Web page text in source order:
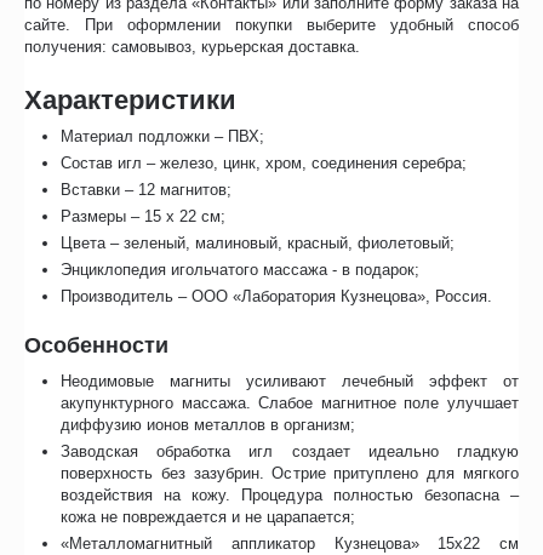
сайте. При оформлении покупки выберите удобный способ
получения: самовывоз, курьерская доставка.
Характеристики
Материал подложки – ПВХ;
Состав игл – железо, цинк, хром, соединения серебра;
Вставки – 12 магнитов;
Размеры – 15 х 22 см;
Цвета – зеленый, малиновый, красный, фиолетовый;
Энциклопедия игольчатого массажа - в подарок;
Производитель – ООО «Лаборатория Кузнецова», Россия.
Особенности
Неодимовые магниты усиливают лечебный эффект от
акупунктурного массажа. Слабое магнитное поле улучшает
диффузию ионов металлов в организм;
Заводская обработка игл создает идеально гладкую
поверхность без зазубрин. Острие притуплено для мягкого
воздействия на кожу. Процедура полностью безопасна –
кожа не повреждается и не царапается;
«Металломагнитный аппликатор Кузнецова» 15х22 см